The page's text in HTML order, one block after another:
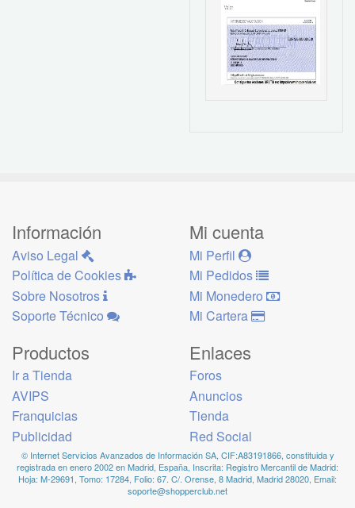
Información
Aviso Legal
Política de Cookies
Sobre Nosotros
Soporte Técnico
Mi cuenta
Mi Perfil
Mi Pedidos
Mi Monedero
Mi Cartera
Productos
Ir a Tienda
AVIPS
Franquicias
Publicidad
Enlaces
Foros
Anuncios
Tienda
Red Social
© Internet Servicios Avanzados de Información SA, CIF:A83191866, constituida y
registrada en enero 2002 en Madrid, España, Inscrita: Registro Mercantil de Madrid:
Hoja: M-29691, Tomo: 17284, Folio: 67. C/. Orense, 8 Madrid, Madrid 28020, Email:
soporte@shopperclub.net